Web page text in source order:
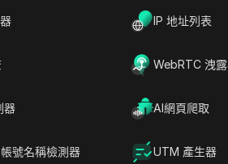
IP 地址列表
WebRTC 洩
器 AI網頁爬取
號名稱檢測器 UTM 產生器
。ProxyLite 以其卓越的速度、可靠
致力於用戶滿意度，提供友好
其成為代理服務行業的領先選擇。